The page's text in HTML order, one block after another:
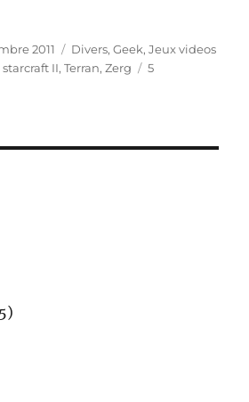
2011 Catégories
Divers,Geek,Jeux videos
starcraft II,Terran,Zerg
5